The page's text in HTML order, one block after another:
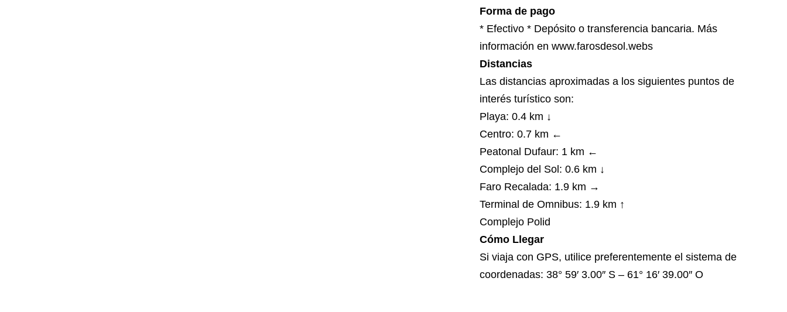
Forma de pago
* Efectivo * Depósito o transferencia bancaria. Más
información en www.farosdesol.webs
Distancias
Las distancias aproximadas a los siguientes puntos de
interés turístico son:
Playa: 0.4 km ↓
Centro: 0.7 km ←
Peatonal Dufaur: 1 km ←
Complejo del Sol: 0.6 km ↓
Faro Recalada: 1.9 km →
Terminal de Omnibus: 1.9 km ↑
Complejo Polid
Cómo Llegar
Si viaja con GPS, utilice preferentemente el sistema de
coordenadas: 38° 59′ 3.00″ S – 61° 16′ 39.00″ O